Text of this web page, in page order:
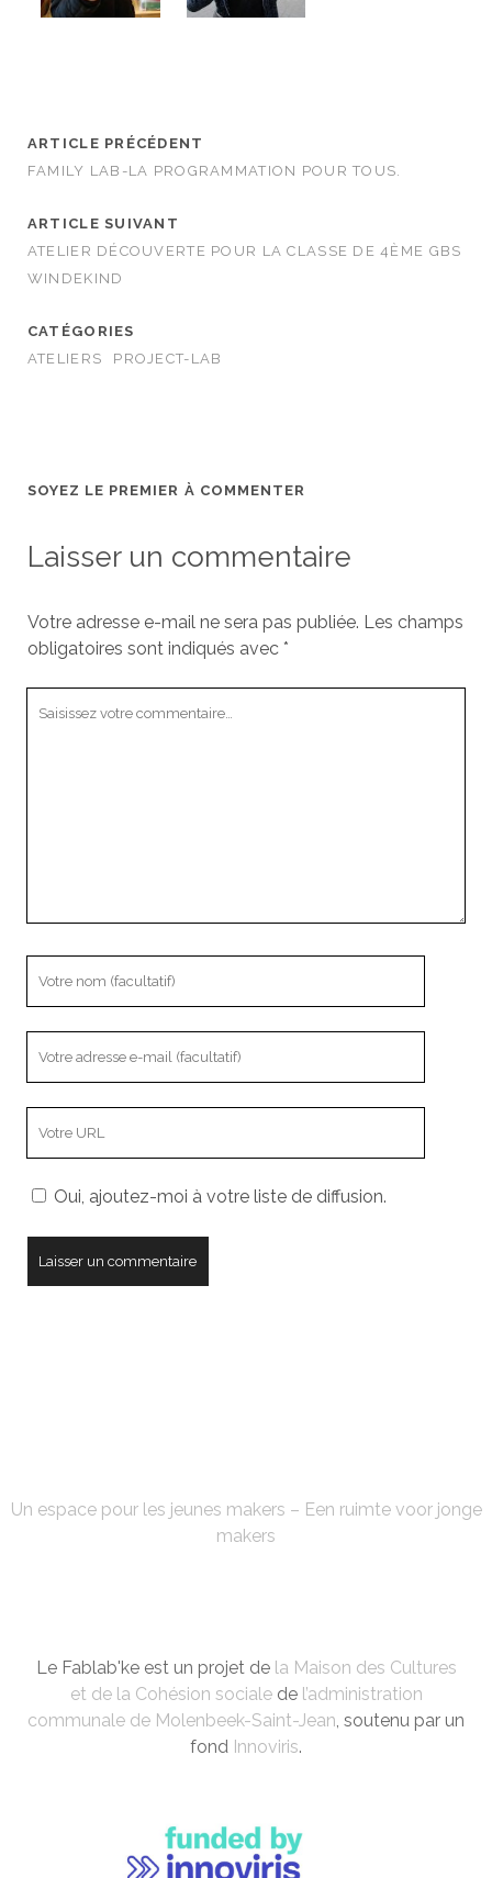
ARTICLE PRÉCÉDENT
FAMILY LAB-LA PROGRAMMATION POUR TOUS.
ARTICLE SUIVANT
ATELIER DÉCOUVERTE POUR LA CLASSE DE 4ÈME GBS
WINDEKIND
CATÉGORIES
ATELIERS
PROJECT-LAB
SOYEZ LE PREMIER À COMMENTER
Laisser un commentaire
Votre adresse e-mail ne sera pas publiée. Les champs
obligatoires sont indiqués avec *
mail
votreOui, ajoutez-moi à votre liste de diffusion.
Un espace pour les jeunes makers – Een ruimte voor jonge
makers
Le Fablab'ke est un projet de la Maison des Cultures
et de la Cohésion socialede l’administration
communale de Molenbeek-Saint-Jean, soutenu par un
fond Innoviris.